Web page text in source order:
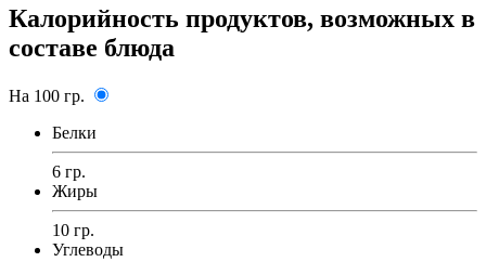
Калорийность продуктов, возможных в
составе блюда
На 100 гр.
Белки
6 гр.
Жиры
10 гр.
Углеводы